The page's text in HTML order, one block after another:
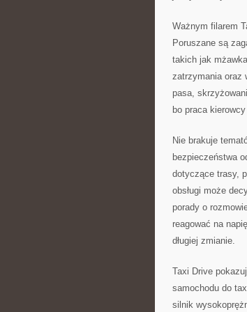
Ważnym filarem
Poruszane są
takich jak
zatrzymania oraz
pasa,
bo praca
Nie brakuje
bezpieczeństwa
dotyczące trasy,
obsługi może
porady o
reagować na
długiej zmianie.
Taxi Drive
samochodu do
silnik